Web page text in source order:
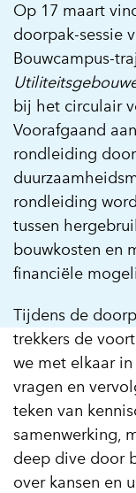
Op 17 maart
doorpak-sessie
Bouwcampus-
bij het circulair
Voorafgaand
rondleiding
rondleiding
tussen
bouwkosten en
financiële
Tijdens de
trekkers de
we met elkaar
vragen en
teken van
samenwerking,
deep dive door
over kansen en